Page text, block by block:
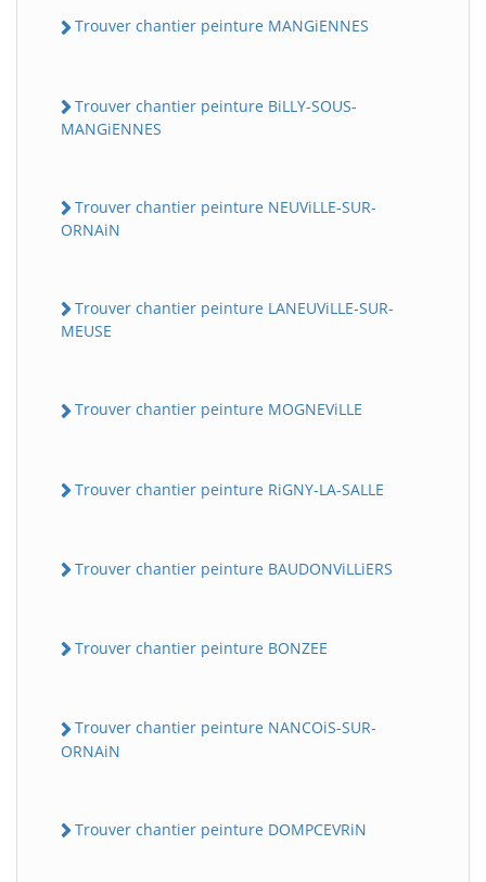
Trouver chantier peinture MANGiENNES
Trouver chantier peinture BiLLY-SOUS-
MANGiENNES
Trouver chantier peinture NEUViLLE-SUR-
ORNAiN
Trouver chantier peinture LANEUViLLE-SUR-
MEUSE
Trouver chantier peinture MOGNEViLLE
Trouver chantier peinture RiGNY-LA-SALLE
Trouver chantier peinture BAUDONViLLiERS
Trouver chantier peinture BONZEE
Trouver chantier peinture NANCOiS-SUR-
ORNAiN
Trouver chantier peinture DOMPCEVRiN